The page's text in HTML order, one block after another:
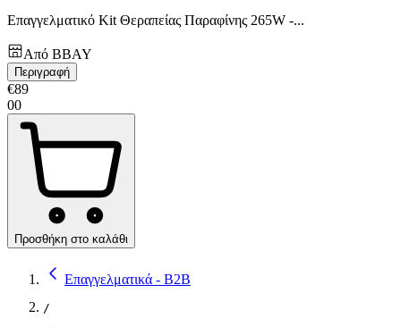
Επαγγελματικό Kit Θεραπείας Παραφίνης 265W -...
Από BBAY
Περιγραφή
€89
00
Προσθήκη στο καλάθι
Επαγγελματικά - B2B
/